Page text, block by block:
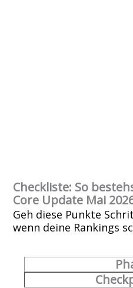
Checkliste: So
Core Update Mai
Geh diese Punkte
wenn deine Rankings